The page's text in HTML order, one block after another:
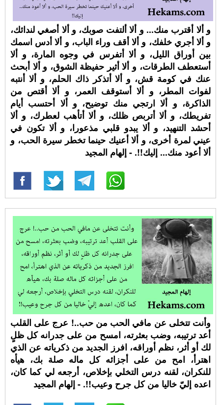
و ألا أقترب منك... و ألا ألتفت صوبك، و ألا أصغي لندائك،
و ألا أجري خلفك، و ألا أقف وراء الباب، و ألا أدس اسمك
بين أوراق الليل، و ألا أتفرس في وجوه المارة، و ألا
أستعطف الطرقات، و ألا أثير حفيظة الشوق، و ألا أبحث
عنك في كومة قش، و ألا أتذكر ذاك الحلم، و ألا أنتبه
لفوات المطر، و ألا أستوقف العمر، و ألا أقتص من
الذاكرة، و ألا ارتجي منك توضيح، و ألا أحتسب أيام
تفريطك، و ألا أتربص ظلك، و ألا أتأهب لعطرك، و ألا
أحشد التنهيد، و ألا يبدو قلبي مذعورا، و ألا تكون في
عيني لمرة أخرى، و ألا أعنيك حينما تخطر سيرة الحب، و
ألا أعود منك... إليك!!. - إلهام المجيد
وأنت تتخلى عن مافي الحب من حب..! عرج على القلب
أعد ترتيبه، وضب بعثرته، امسح من على جدرانه كل ظلٍ
لك أو أثر، نظم أوراقه، افرز الجديد من ذكرياته عن الذي
اهترأ، امح من على أجزائه كل ماله صلة بك، هيأه
للنكران، لقنه درس التخلي بإخلاص، أرجعه لي كما كان،
اعده إليّ خاليا من كل جرح وعيب!!. - إلهام المجيد